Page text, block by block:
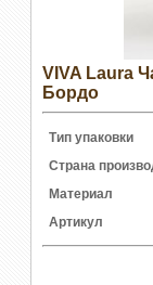
VIVA Laura
Бордо
Тип упаковки
Страна
Материал
Артикул